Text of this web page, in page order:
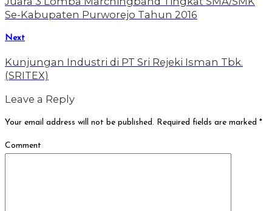
Se-Kabupaten Purworejo Tahun 2016
Next
Kunjungan Industri di PT Sri Rejeki Isman Tbk.
(SRITEX)
Leave a Reply
Your email address will not be published. Required fields are marked *
Comment